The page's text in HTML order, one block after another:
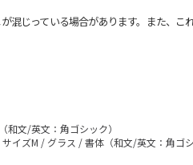
じっている場合があります。また、こ
文/英文：角ゴシック）
イズM / グラス / 書体（和文/英文：角ゴシ